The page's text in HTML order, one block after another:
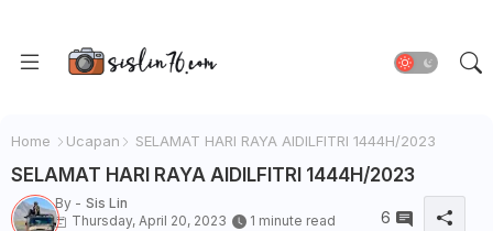
Home Ucapan SELAMAT HARI RAYA AIDILFITRI 1444H/2023
SELAMAT HARI RAYA AIDILFITRI 1444H/2023
By - Sis Lin
Thursday, April 20, 2023
1 minute read 6